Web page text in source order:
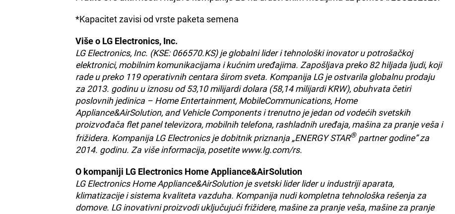
*Kapacitet zavisi od vrste paketa semena
Više o LG Electronics, Inc.
LG Electronics, Inc. (KSE: 066570.KS) je globalni lider i tehnološki inovator u potrošačkoj
elektronici, mobilnim komunikacijama i kućnim uređajima. Zapošljava preko 82 hiljada ljudi, koji
rade u preko 119 operativnih centara širom sveta. Kompanija LG je ostvarila globalnu prodaju
za 2013. godinu u iznosu od 53,10 milijardi dolara (58,14 milijardi KRW), obuhvata četiri
poslovnih jedinica – Home Entertainment, MobileCommunications, Home
Appliance&AirSolution, and Vehicle Components i trenutno je jedan od vodećih svetskih
proizvođača flet panel televizora, mobilnih telefona, rashladnih uređaja, mašina za pranje veša i
frižidera. Kompanija LG Electronics je dobitnik priznanja „ENERGY STAR®partner godine” za
2014. godinu. Za više informacija, posetite www.lg.com/rs.
O kompaniji LG Electronics Home Appliance&AirSolution
LG Electronics Home Appliance&AirSolution je svetski lider lider u industriji aparata,
klimatizacije i sistema kvaliteta vazduha. Kompanija nudi kompletna tehnološka rešenja za
domove. LG inovativni proizvodi uključujući frižidere, mašine za pranje veša, mašine za pranje